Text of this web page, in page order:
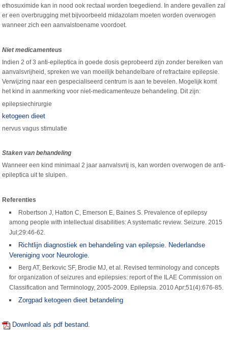
ethosuximide kan in nood ook rectaal worden toegediend. In andere gevallen zal
er een overbrugging met bijvoorbeeld midazolam moeten worden overwogen
wanneer zich een aanvalstoename voordoet.
Niet medicamenteus
Indien 2 of 3 anti-epileptica in goede dosis geprobeerd zijn zonder bereiken van
aanvalsvrijheid, spreken we van moeilijk behandelbare of refractaire epilepsie.
Verwijzing naar een gespecialiseerd centrum is aan te bevelen. Mogelijk komt
het kind in aanmerking voor niet-medicamenteuze behandeling. Dit zijn:
epilepsiechirurgie
ketogeen dieet
nervus vagus stimulatie
Staken van behandeling
Wanneer een kind minimaal 2 jaar aanvalsvrij is, kan worden overwogen de anti-
epileptica uit te sluipen.
Referenties
Robertson J, Hatton C, Emerson E, Baines S. Prevalence of epilepsy
among people with intellectual disabilities: A systematic review. Seizure. 2015
Jul;29:46-62.
Richtlijn diagnostiek en behandeling van epilepsie. Nederlandse
Vereniging voor Neurologie.
Berg AT, Berkovic SF, Brodie MJ, et al. Revised terminology and concepts
for organization of seizures and epilepsies: report of the ILAE Commission on
Classification and Terminology, 2005-2009. Epilepsia. 2010 Apr;51(4):676-85.
Zorgpad ketogeen dieet betandeling
Download als pdf bestand.